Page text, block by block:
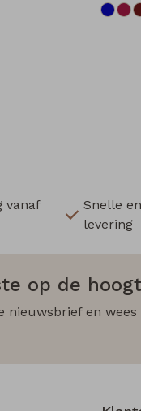
vanaf
Snelle
levering
op de
nieuwsbrief en